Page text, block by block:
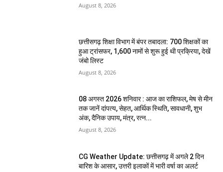
August 8, 2026
छत्तीसगढ़ शिक्षा विभाग में बंपर तबादला: 700 शिक्षकों का
हुआ ट्रांसफर, 1,600 नामों से शुरू हुई थी प्रक्रिया, देखें
जंबो लिस्ट
August 8, 2026
08 अगस्त 2026 शनिवार : आज का राशिफल, मेष से मीन
तक जानें दांपत्य, सेहत, आर्थिक स्थिति, सावधानी, शुभ
अंक, दैनिक उपाय, मंत्र, रत्न...
August 8, 2026
CG Weather Update: छत्तीसगढ़ में अगले 2 दिन
बारिश के आसार, उत्तरी इलाकों में भारी वर्षा का अलर्ट